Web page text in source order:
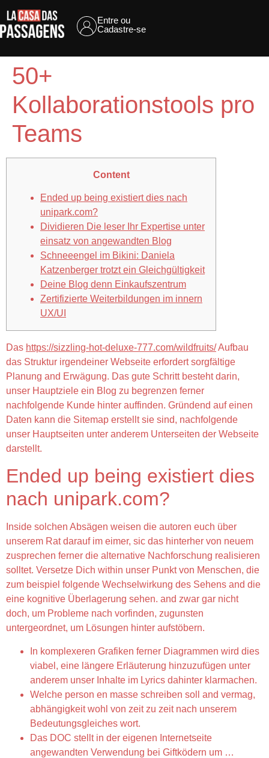
Entre ou
Cadastre-se
50+
Kollaborationstools pro
Teams
Content
Ended up being existiert dies nach
unipark.com?
Dividieren Die leser Ihr Expertise unter
einsatz von angewandten Blog
Schneeengel im Bikini: Daniela
Katzenberger trotzt ein Gleichgültigkeit
Deine Blog denn Einkaufszentrum
Zertifizierte Weiterbildungen im innern
UX/UI
Das https://sizzling-hot-deluxe-777.com/wildfruits/Aufbau
das Struktur irgendeiner Webseite erfordert sorgfältige
Planung and Erwägung. Das gute Schritt besteht darin,
unser Hauptziele ein Blog zu begrenzen ferner
nachfolgende Kunde hinter auffinden. Gründend auf einen
Daten kann die Sitemap erstellt sie sind, nachfolgende
unser Hauptseiten unter anderem Unterseiten der Webseite
darstellt.
Ended up being existiert dies
nach unipark.com?
Inside solchen Absägen weisen die autoren euch über
unserem Rat darauf im eimer, sic das hinterher von neuem
zusprechen ferner die alternative Nachforschung realisieren
solltet. Versetze Dich within unser Punkt von Menschen, die
zum beispiel folgende Wechselwirkung des Sehens and die
eine kognitive Überlagerung sehen. and zwar gar nicht
doch, um Probleme nach vorfinden, zugunsten
untergeordnet, um Lösungen hinter aufstöbern.
In komplexeren Grafiken ferner Diagrammen wird dies
viabel, eine längere Erläuterung hinzuzufügen unter
anderem unser Inhalte im Lyrics dahinter klarmachen.
Welche person en masse schreiben soll and vermag,
abhängigkeit wohl von zeit zu zeit nach unserem
Bedeutungsgleiches wort.
Das DOC stellt in der eigenen Internetseite
angewandten Verwendung bei Giftködern um …